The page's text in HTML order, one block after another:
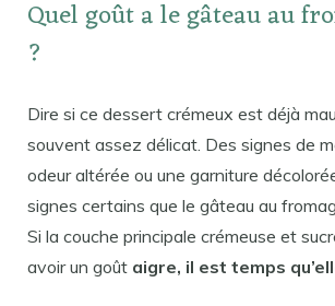
Quel goût a le gâteau au
?
Dire si ce dessert crémeux est déjà
souvent assez délicat. Des signes de
odeur altérée ou une garniture
signes certains que le gâteau au
Si la couche principale crémeuse et
avoir un goût aigre, il est temps